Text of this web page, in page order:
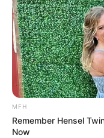
Durante
cine, la moda o
ideal de belleza
ocupan un lugar
cada vez más
estos
como es. En
pequeños no
hermoso, sino
MFH
Remember Hensel
Now